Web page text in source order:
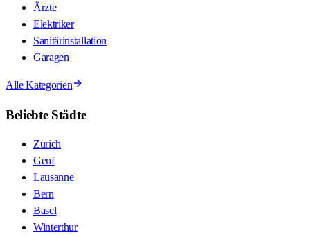
Ärzte
Elektriker
Sanitärinstallation
Garagen
Alle Kategorien
Beliebte Städte
Zürich
Genf
Lausanne
Bern
Basel
Winterthur